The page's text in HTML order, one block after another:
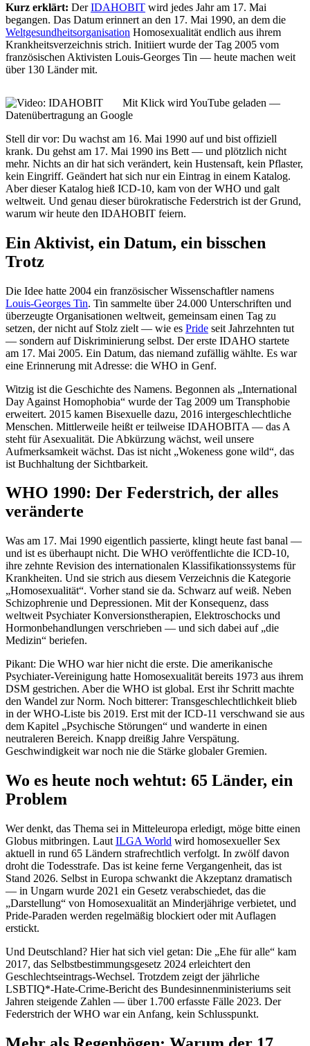
Kurz erklärt: DerIDAHOBIT wird jedes Jahr am 17. Mai
begangen. Das Datum erinnert an den 17. Mai 1990, an dem die
Weltgesundheitsorganisation Homosexualität endlich aus ihrem
Krankheitsverzeichnis strich. Initiiert wurde der Tag 2005 vom
französischen Aktivisten Louis-Georges Tin — heute machen weit
über 130 Länder mit.
Mit Klick wird YouTube geladen —
Datenübertragung an Google
Stell dir vor: Du wachst am 16. Mai 1990 auf und bist offiziell
krank. Du gehst am 17. Mai 1990 ins Bett — und plötzlich nicht
mehr. Nichts an dir hat sich verändert, kein Hustensaft, kein Pflaster,
kein Eingriff. Geändert hat sich nur ein Eintrag in einem Katalog.
Aber dieser Katalog hieß ICD-10, kam von der WHO und galt
weltweit. Und genau dieser bürokratische Federstrich ist der Grund,
warum wir heute den IDAHOBIT feiern.
Ein Aktivist, ein Datum, ein bisschen
Trotz
Die Idee hatte 2004 ein französischer Wissenschaftler namens
Louis-Georges Tin. Tin sammelte über 24.000 Unterschriften und
überzeugte Organisationen weltweit, gemeinsam einen Tag zu
setzen, der nicht auf Stolz zielt — wie es Pride seit Jahrzehnten tut
— sondern auf Diskriminierung selbst. Der erste IDAHO startete
am 17. Mai 2005. Ein Datum, das niemand zufällig wählte. Es war
eine Erinnerung mit Adresse: die WHO in Genf.
Witzig ist die Geschichte des Namens. Begonnen als „International
Day Against Homophobia“ wurde der Tag 2009 um Transphobie
erweitert. 2015 kamen Bisexuelle dazu, 2016 intergeschlechtliche
Menschen. Mittlerweile heißt er teilweise IDAHOBITA — das A
steht für Asexualität. Die Abkürzung wächst, weil unsere
Aufmerksamkeit wächst. Das ist nicht „Wokeness gone wild“, das
ist Buchhaltung der Sichtbarkeit.
WHO 1990: Der Federstrich, der alles
veränderte
Was am 17. Mai 1990 eigentlich passierte, klingt heute fast banal —
und ist es überhaupt nicht. Die WHO veröffentlichte die ICD-10,
ihre zehnte Revision des internationalen Klassifikationssystems für
Krankheiten. Und sie strich aus diesem Verzeichnis die Kategorie
„Homosexualität“. Vorher stand sie da. Schwarz auf weiß. Neben
Schizophrenie und Depressionen. Mit der Konsequenz, dass
weltweit Psychiater Konversionstherapien, Elektroschocks und
Hormonbehandlungen verschrieben — und sich dabei auf „die
Medizin“ beriefen.
Pikant: Die WHO war hier nicht die erste. Die amerikanische
Psychiater-Vereinigung hatte Homosexualität bereits 1973 aus ihrem
DSM gestrichen. Aber die WHO ist global. Erst ihr Schritt machte
den Wandel zur Norm. Noch bitterer: Transgeschlechtlichkeit blieb
in der WHO-Liste bis 2019. Erst mit der ICD-11 verschwand sie aus
dem Kapitel „Psychische Störungen“ und wanderte in einen
neutraleren Bereich. Knapp dreißig Jahre Verspätung.
Geschwindigkeit war noch nie die Stärke globaler Gremien.
Wo es heute noch wehtut: 65 Länder, ein
Problem
Wer denkt, das Thema sei in Mitteleuropa erledigt, möge bitte einen
Globus mitbringen. Laut ILGA World wird homosexueller Sex
aktuell in rund 65 Ländern strafrechtlich verfolgt. In zwölf davon
droht die Todesstrafe. Das ist keine ferne Vergangenheit, das ist
Stand 2026. Selbst in Europa schwankt die Akzeptanz dramatisch
— in Ungarn wurde 2021 ein Gesetz verabschiedet, das die
„Darstellung“ von Homosexualität an Minderjährige verbietet, und
Pride-Paraden werden regelmäßig blockiert oder mit Auflagen
erstickt.
Und Deutschland? Hier hat sich viel getan: Die „Ehe für alle“ kam
2017, das Selbstbestimmungsgesetz 2024 erleichtert den
Geschlechtseintrags-Wechsel. Trotzdem zeigt der jährliche
LSBTIQ*-Hate-Crime-Bericht des Bundesinnenministeriums seit
Jahren steigende Zahlen — über 1.700 erfasste Fälle 2023. Der
Federstrich der WHO war ein Anfang, kein Schlusspunkt.